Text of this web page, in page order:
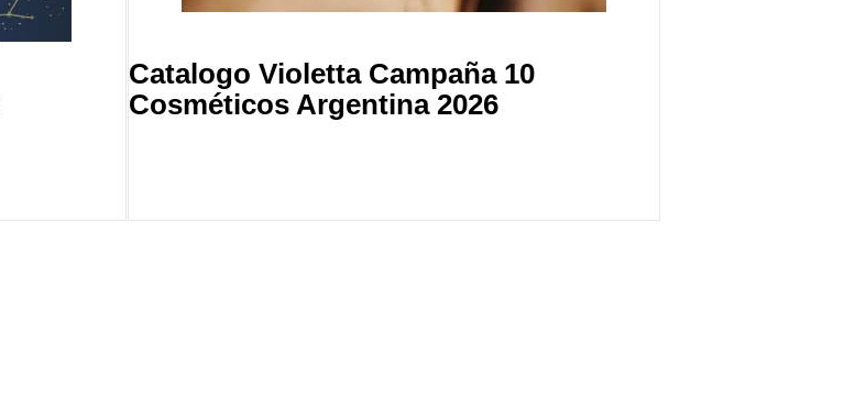
Catalogo Violetta Campaña 10
Cosméticos Argentina 2026